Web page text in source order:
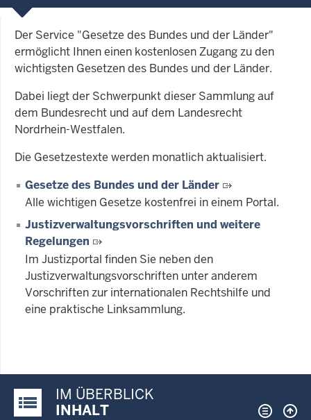
Der Service "Gesetze des Bundes und der Länder"
ermöglicht Ihnen einen kostenlosen Zugang zu den
wichtigsten Gesetzen des Bundes und der Länder.
Dabei liegt der Schwerpunkt dieser Sammlung auf
dem Bundesrecht und auf dem Landesrecht
Nordrhein-Westfalen.
Die Gesetzestexte werden monatlich aktualisiert.
Gesetze des Bundes und der Länder
Alle wichtigen Gesetze kostenfrei in einem Portal.
Justizverwaltungsvorschriften und weitere
Regelungen
Im Justizportal finden Sie neben den
Justizverwaltungsvorschriften unter anderem
Vorschriften zur internationalen Rechtshilfe und
eine praktische Linksammlung.
Justiz-Portal im Überblick:
IM ÜBERBLICK
INHALT